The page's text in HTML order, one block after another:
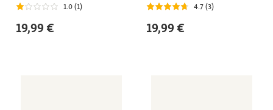
1.0 (1)
19,99 €
4.7 (3)
19,99 €